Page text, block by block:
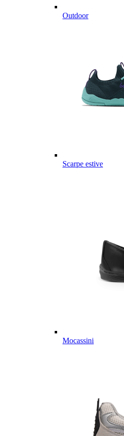
Outdoor
Scarpe estive
Mocassini